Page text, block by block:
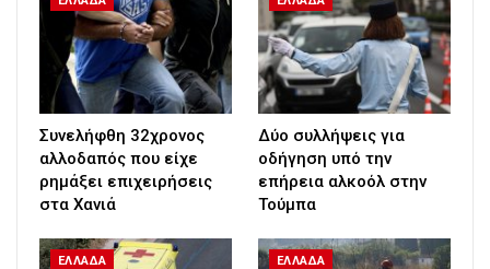
Συνελήφθη 32χρονος
αλλοδαπός που είχε
ρημάξει επιχειρήσεις
στα Χανιά
Δύο συλλήψεις για
οδήγηση υπό την
επήρεια αλκοόλ στην
Τούμπα
ΕΛΛΑΔΑ ΕΛΛΑΔΑ